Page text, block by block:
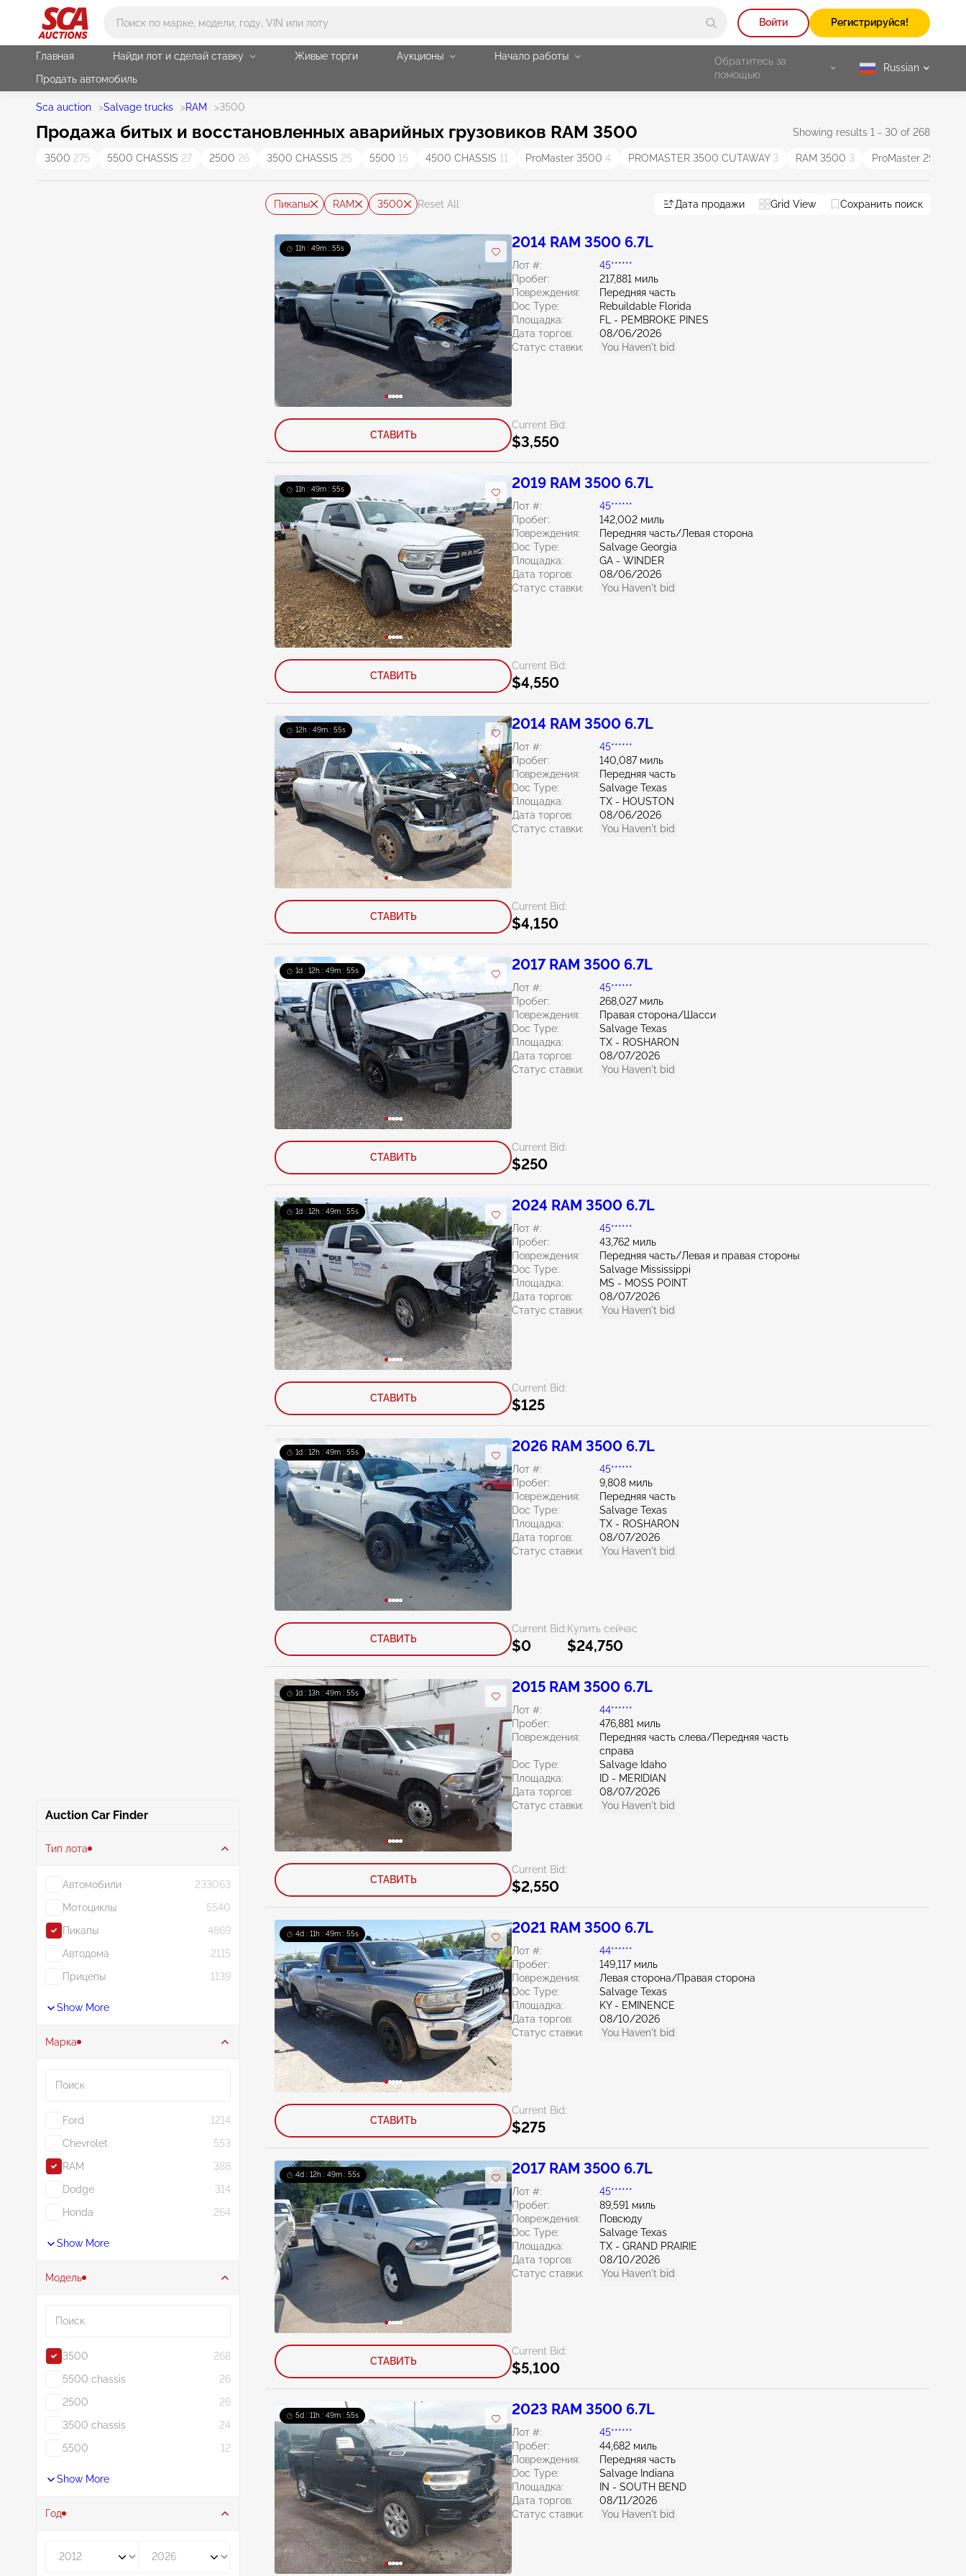
Войти Регистрируйся!
Главная Найди лот и сделай ставку Живые торги Аукционы
Начало работы
Продать автомобиль
Обратитесь за
помощью
selected
Russian
Sca auction >Salvage trucks >RAM >3500
Продажа битых и восстановленных аварийных грузовиков RAM 3500 Showing results 1 - 30 of 268
3500 275 5500 CHASSIS 27 2500 26 3500 CHASSIS 25 5500 15 4500 CHASSIS 11 ProMaster 3500 4 PROMASTER 3500 CUTAWAY 3 RAM 3500 3 ProMaster 2500
Auction Car Finder
Тип лота
Автомобили
233063
Мотоциклы
5540
Пикапы
4869
Автодома
2115
Прицепы
1139
Show More
Марка
Ford
1214
Chevrolet
553
RAM
388
Dodge
314
Honda
264
Show More
Модель
3500
268
5500 chassis
26
2500
26
3500 chassis
24
5500
12
Show More
Год
Пикапы RAM 3500 Reset All Дата продажи Grid View Сохранить поиск
11h : 49m : 54s 2014 RAM 3500 6.7L
Лот #:
45******
Пробег:
217,881 миль
Повреждения:
Передняя часть
Doc Type:
Rebuildable Florida
Площадка:
FL - PEMBROKE PINES
Дата торгов:
08/06/2026
Статус ставки:
You Haven't bid
Current Bid:
$3,550
СТАВИТЬ
11h : 49m : 54s 2019 RAM 3500 6.7L
Лот #:
45******
Пробег:
142,002 миль
Повреждения:
Передняя часть/Левая сторона
Doc Type:
Salvage Georgia
Площадка:
GA - WINDER
Дата торгов:
08/06/2026
Статус ставки:
You Haven't bid
Current Bid:
$4,550
СТАВИТЬ
12h : 49m : 54s 2014 RAM 3500 6.7L
Лот #:
45******
Пробег:
140,087 миль
Повреждения:
Передняя часть
Doc Type:
Salvage Texas
Площадка:
TX - HOUSTON
Дата торгов:
08/06/2026
Статус ставки:
You Haven't bid
Current Bid:
$4,150
СТАВИТЬ
1d : 12h : 49m : 54s 2017 RAM 3500 6.7L
Лот #:
45******
Пробег:
268,027 миль
Повреждения:
Правая сторона/Шасси
Doc Type:
Salvage Texas
Площадка:
TX - ROSHARON
Дата торгов:
08/07/2026
Статус ставки:
You Haven't bid
Current Bid:
$250
СТАВИТЬ
1d : 12h : 49m : 54s 2024 RAM 3500 6.7L
Лот #:
45******
Пробег:
43,762 миль
Повреждения:
Передняя часть/Левая и правая стороны
Doc Type:
Salvage Mississippi
Площадка:
MS - MOSS POINT
Дата торгов:
08/07/2026
Статус ставки:
You Haven't bid
Current Bid:
$125
СТАВИТЬ
1d : 12h : 49m : 54s 2026 RAM 3500 6.7L
Лот #:
45******
Пробег:
9,808 миль
Повреждения:
Передняя часть
Doc Type:
Salvage Texas
Площадка:
TX - ROSHARON
Дата торгов:
08/07/2026
Статус ставки:
You Haven't bid
Current Bid:
$0
Купить сейчас
$24,750
СТАВИТЬ
1d : 13h : 49m : 54s 2015 RAM 3500 6.7L
Лот #:
44******
Пробег:
476,881 миль
Повреждения:
Передняя часть слева/Передняя часть
справа
Doc Type:
Salvage Idaho
Площадка:
ID - MERIDIAN
Дата торгов:
08/07/2026
Статус ставки:
You Haven't bid
Current Bid:
$2,550
СТАВИТЬ
4d : 11h : 49m : 54s 2021 RAM 3500 6.7L
Лот #:
44******
Пробег:
149,117 миль
Повреждения:
Левая сторона/Правая сторона
Doc Type:
Salvage Texas
Площадка:
KY - EMINENCE
Дата торгов:
08/10/2026
Статус ставки:
You Haven't bid
Current Bid:
$275
СТАВИТЬ
4d : 12h : 49m : 54s 2017 RAM 3500 6.7L
Лот #:
45******
Пробег:
89,591 миль
Повреждения:
Повсюду
Doc Type:
Salvage Texas
Площадка:
TX - GRAND PRAIRIE
Дата торгов:
08/10/2026
Статус ставки:
You Haven't bid
Current Bid:
$5,100
СТАВИТЬ
5d : 11h : 49m : 54s 2023 RAM 3500 6.7L
Лот #:
45******
Пробег:
44,682 миль
Повреждения:
Передняя часть
Doc Type:
Salvage Indiana
Площадка:
IN - SOUTH BEND
Дата торгов:
08/11/2026
Статус ставки:
You Haven't bid